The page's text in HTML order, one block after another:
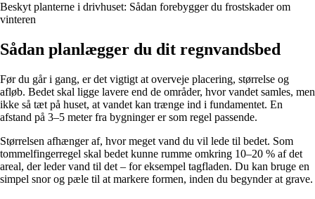
Beskyt planterne i drivhuset: Sådan forebygger du frostskader om
vinteren
Sådan planlægger du dit regnvandsbed
Før du går i gang, er det vigtigt at overveje placering, størrelse og
afløb. Bedet skal ligge lavere end de områder, hvor vandet samles, men
ikke så tæt på huset, at vandet kan trænge ind i fundamentet. En
afstand på 3–5 meter fra bygninger er som regel passende.
Størrelsen afhænger af, hvor meget vand du vil lede til bedet. Som
tommelfingerregel skal bedet kunne rumme omkring 10–20 % af det
areal, der leder vand til det – for eksempel tagfladen. Du kan bruge en
simpel snor og pæle til at markere formen, inden du begynder at grave.